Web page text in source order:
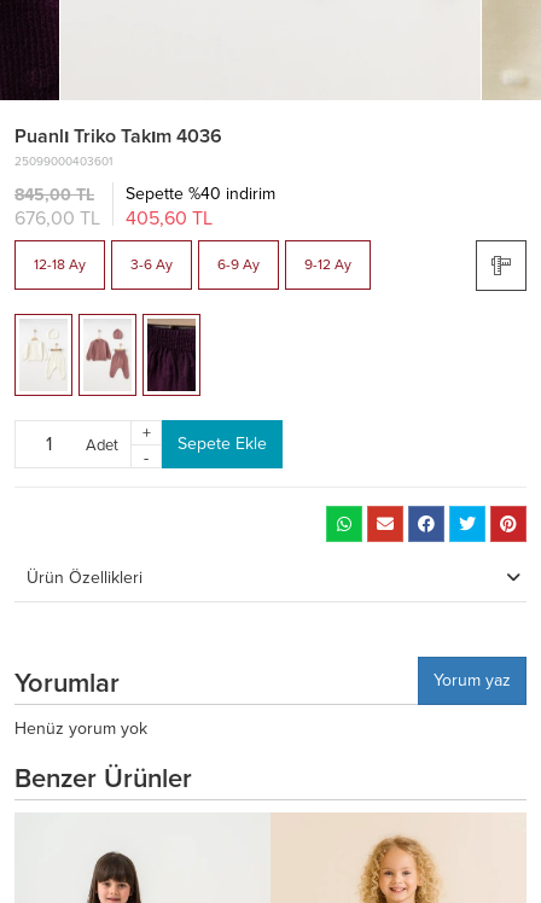
Puanlı Triko Takım 4036
25099000403601
845,00 TL
676,00 TL
Sepette %40 indirim
405,60 TL
12-18 Ay 3-6 Ay 6-9 Ay 9-12 Ay
Adet
+
-
Sepete Ekle
Ürün Özellikleri
Yorumlar
Yorum yaz
Henüz yorum yok
Benzer Ürünler